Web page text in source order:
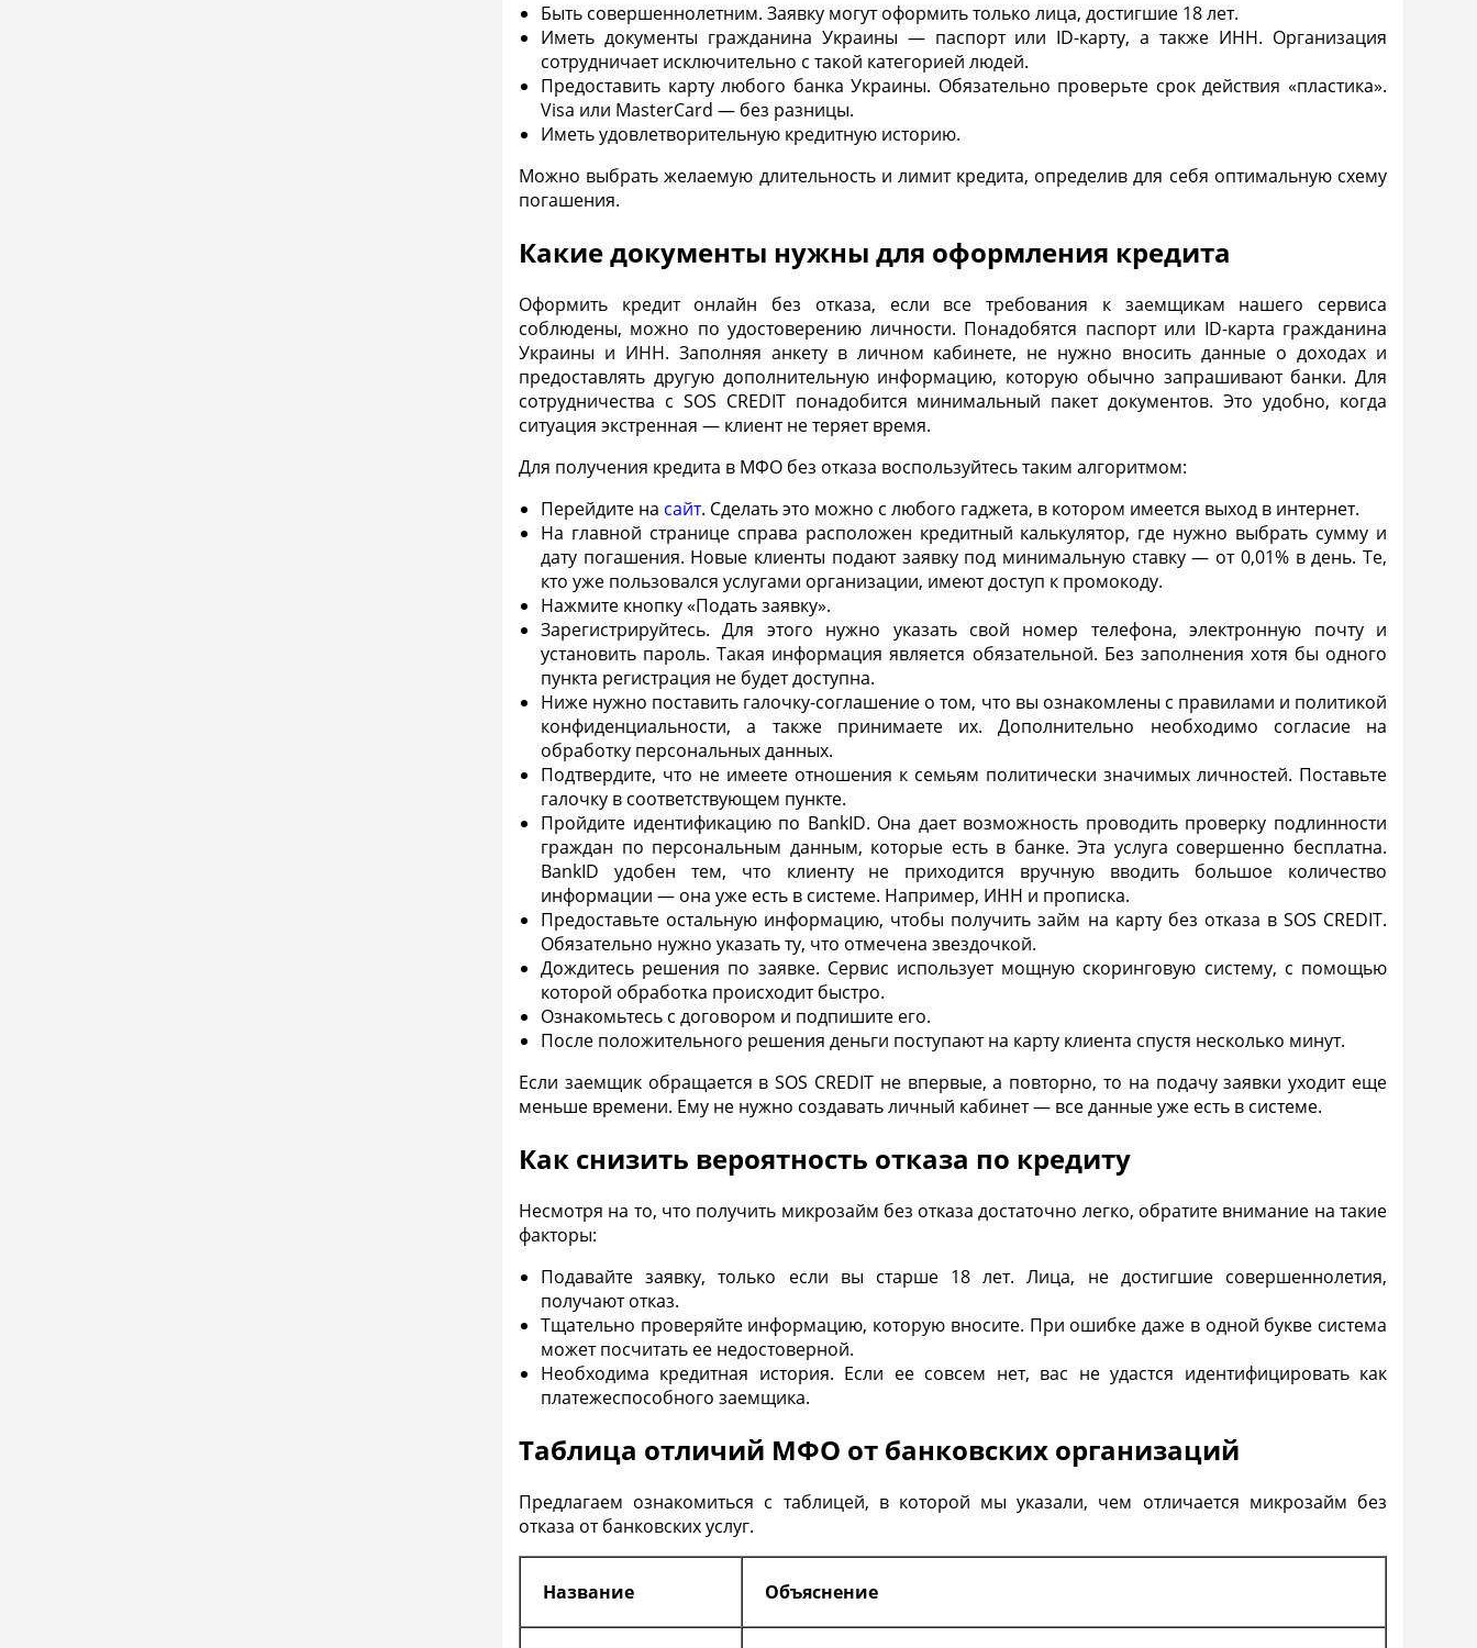
Быть совершеннолетним. Заявку могут оформить только лица, достигшие 18 лет.
Иметь документы гражданина Украины — паспорт или ID-карту, а также ИНН. Организация
сотрудничает исключительно с такой категорией людей.
Предоставить карту любого банка Украины. Обязательно проверьте срок действия «пластика».
Visa или MasterCard — без разницы.
Иметь удовлетворительную кредитную историю.
Можно выбрать желаемую длительность и лимит кредита, определив для себя оптимальную схему
погашения.
Какие документы нужны для оформления кредита
Оформить кредит онлайн без отказа, если все требования к заемщикам нашего сервиса
соблюдены, можно по удостоверению личности. Понадобятся паспорт или ID-карта гражданина
Украины и ИНН. Заполняя анкету в личном кабинете, не нужно вносить данные о доходах и
предоставлять другую дополнительную информацию, которую обычно запрашивают банки. Для
сотрудничества с SOS CREDIT понадобится минимальный пакет документов. Это удобно, когда
ситуация экстренная — клиент не теряет время.
Для получения кредита в МФО без отказа воспользуйтесь таким алгоритмом:
Перейдите на сайт. Сделать это можно с любого гаджета, в котором имеется выход в интернет.
На главной странице справа расположен кредитный калькулятор, где нужно выбрать сумму и
дату погашения. Новые клиенты подают заявку под минимальную ставку — от 0,01% в день. Те,
кто уже пользовался услугами организации, имеют доступ к промокоду.
Нажмите кнопку «Подать заявку».
Зарегистрируйтесь. Для этого нужно указать свой номер телефона, электронную почту и
установить пароль. Такая информация является обязательной. Без заполнения хотя бы одного
пункта регистрация не будет доступна.
Ниже нужно поставить галочку-соглашение о том, что вы ознакомлены с правилами и политикой
конфиденциальности, а также принимаете их. Дополнительно необходимо согласие на
обработку персональных данных.
Подтвердите, что не имеете отношения к семьям политически значимых личностей. Поставьте
галочку в соответствующем пункте.
Пройдите идентификацию по BankID. Она дает возможность проводить проверку подлинности
граждан по персональным данным, которые есть в банке. Эта услуга совершенно бесплатна.
BankID удобен тем, что клиенту не приходится вручную вводить большое количество
информации — она уже есть в системе. Например, ИНН и прописка.
Предоставьте остальную информацию, чтобы получить займ на карту без отказа в SOS CREDIT.
Обязательно нужно указать ту, что отмечена звездочкой.
Дождитесь решения по заявке. Сервис использует мощную скоринговую систему, с помощью
которой обработка происходит быстро.
Ознакомьтесь с договором и подпишите его.
После положительного решения деньги поступают на карту клиента спустя несколько минут.
Если заемщик обращается в SOS CREDIT не впервые, а повторно, то на подачу заявки уходит еще
меньше времени. Ему не нужно создавать личный кабинет — все данные уже есть в системе.
Как снизить вероятность отказа по кредиту
Несмотря на то, что получить микрозайм без отказа достаточно легко, обратите внимание на такие
факторы:
Подавайте заявку, только если вы старше 18 лет. Лица, не достигшие совершеннолетия,
получают отказ.
Тщательно проверяйте информацию, которую вносите. При ошибке даже в одной букве система
может посчитать ее недостоверной.
Необходима кредитная история. Если ее совсем нет, вас не удастся идентифицировать как
платежеспособного заемщика.
Таблица отличий МФО от банковских организаций
Предлагаем ознакомиться с таблицей, в которой мы указали, чем отличается микрозайм без
отказа от банковских услуг.
Название Объяснение